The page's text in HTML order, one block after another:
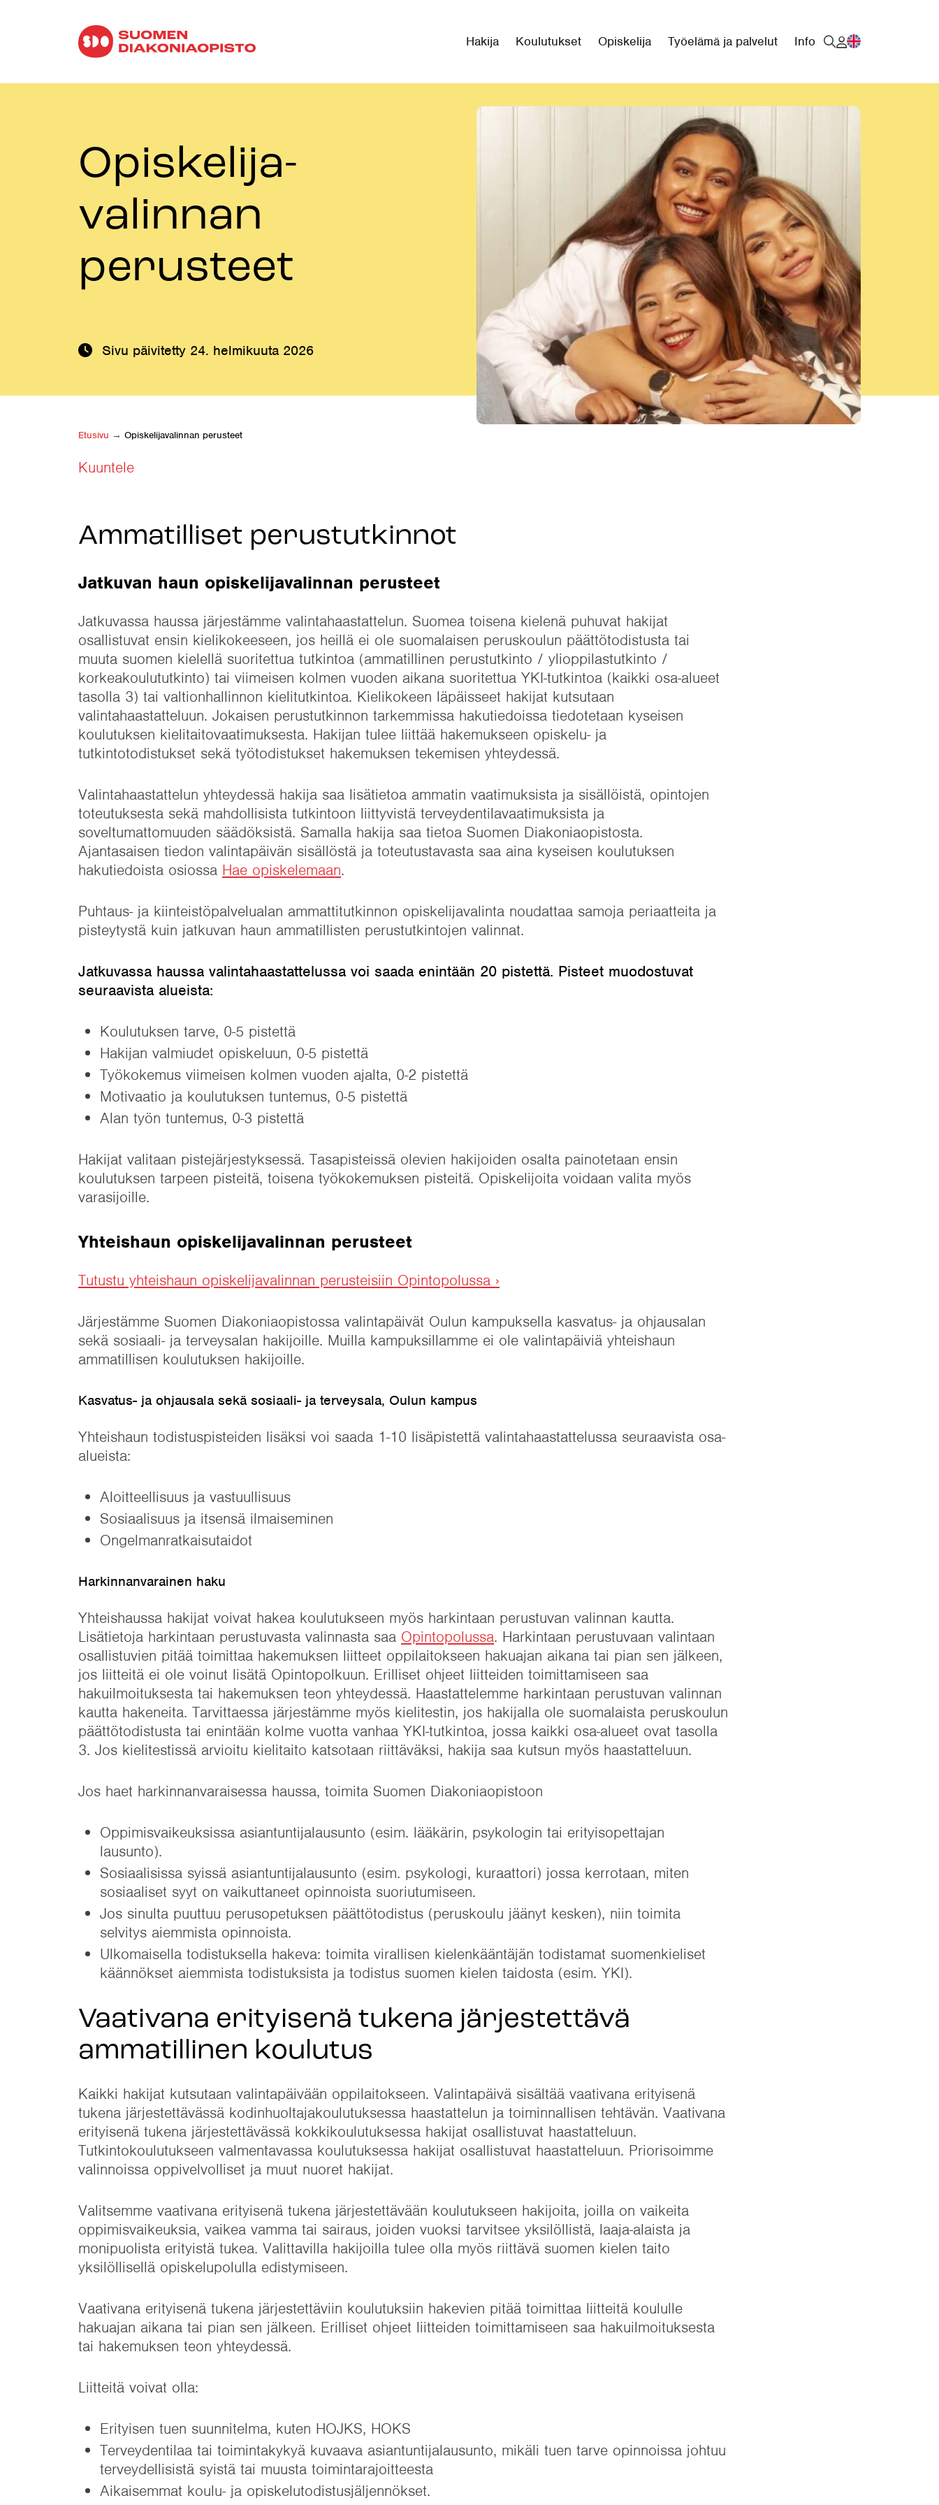
Hakija Koulutukset Opiskelija Työelämä ja palvelut Info
Opiskelija­
valinnan
perusteet
Sivu päivitetty 24. helmikuuta 2026
Etusivu → Opiskelijavalinnan perusteet
Kuuntele
Ammatilliset perustutkinnot
Jatkuvan haun opiskelijavalinnan perusteet
Jatkuvassa haussa järjestämme valintahaastattelun. Suomea toisena kielenä puhuvat hakijat
osallistuvat ensin kielikokeeseen, jos heillä ei ole suomalaisen peruskoulun päättötodistusta tai
muuta suomen kielellä suoritettua tutkintoa (ammatillinen perustutkinto / ylioppilastutkinto /
korkeakoulututkinto) tai viimeisen kolmen vuoden aikana suoritettua YKI-tutkintoa (kaikki osa-alueet
tasolla 3) tai valtionhallinnon kielitutkintoa. Kielikokeen läpäisseet hakijat kutsutaan
valintahaastatteluun. Jokaisen perustutkinnon tarkemmissa hakutiedoissa tiedotetaan kyseisen
koulutuksen kielitaitovaatimuksesta. Hakijan tulee liittää hakemukseen opiskelu- ja
tutkintotodistukset sekä työtodistukset hakemuksen tekemisen yhteydessä.
Valintahaastattelun yhteydessä hakija saa lisätietoa ammatin vaatimuksista ja sisällöistä, opintojen
toteutuksesta sekä mahdollisista tutkintoon liittyvistä terveydentilavaatimuksista ja
soveltumattomuuden säädöksistä. Samalla hakija saa tietoa Suomen Diakoniaopistosta.
Ajantasaisen tiedon valintapäivän sisällöstä ja toteutustavasta saa aina kyseisen koulutuksen
hakutiedoista osiossa Hae opiskelemaan.
Puhtaus- ja kiinteistöpalvelualan ammattitutkinnon opiskelijavalinta noudattaa samoja periaatteita ja
pisteytystä kuin jatkuvan haun ammatillisten perustutkintojen valinnat.
Jatkuvassa haussa valintahaastattelussa voi saada enintään 20 pistettä. Pisteet muodostuvat
seuraavista alueista:
Koulutuksen tarve, 0-5 pistettä
Hakijan valmiudet opiskeluun, 0-5 pistettä
Työkokemus viimeisen kolmen vuoden ajalta, 0-2 pistettä
Motivaatio ja koulutuksen tuntemus, 0-5 pistettä
Alan työn tuntemus, 0-3 pistettä
Hakijat valitaan pistejärjestyksessä. Tasapisteissä olevien hakijoiden osalta painotetaan ensin
koulutuksen tarpeen pisteitä, toisena työkokemuksen pisteitä. Opiskelijoita voidaan valita myös
varasijoille.
Yhteishaun opiskelijavalinnan perusteet
Tutustu yhteishaun opiskelijavalinnan perusteisiin Opintopolussa ›
Järjestämme Suomen Diakoniaopistossa valintapäivät Oulun kampuksella kasvatus- ja ohjausalan
sekä sosiaali- ja terveysalan hakijoille. Muilla kampuksillamme ei ole valintapäiviä yhteishaun
ammatillisen koulutuksen hakijoille.
Kasvatus- ja ohjausala sekä sosiaali- ja terveysala, Oulun kampus
Yhteishaun todistuspisteiden lisäksi voi saada 1-10 lisäpistettä valintahaastattelussa seuraavista osa-
alueista:
Aloitteellisuus ja vastuullisuus
Sosiaalisuus ja itsensä ilmaiseminen
Ongelmanratkaisutaidot
Harkinnanvarainen haku
Yhteishaussa hakijat voivat hakea koulutukseen myös harkintaan perustuvan valinnan kautta.
Lisätietoja harkintaan perustuvasta valinnasta saa Opintopolussa. Harkintaan perustuvaan valintaan
osallistuvien pitää toimittaa hakemuksen liitteet oppilaitokseen hakuajan aikana tai pian sen jälkeen,
jos liitteitä ei ole voinut lisätä Opintopolkuun. Erilliset ohjeet liitteiden toimittamiseen saa
hakuilmoituksesta tai hakemuksen teon yhteydessä. Haastattelemme harkintaan perustuvan valinnan
kautta hakeneita. Tarvittaessa järjestämme myös kielitestin, jos hakijalla ole suomalaista peruskoulun
päättötodistusta tai enintään kolme vuotta vanhaa YKI-tutkintoa, jossa kaikki osa-alueet ovat tasolla
3. Jos kielitestissä arvioitu kielitaito katsotaan riittäväksi, hakija saa kutsun myös haastatteluun.
Jos haet harkinnanvaraisessa haussa, toimita Suomen Diakoniaopistoon
Oppimisvaikeuksissa asiantuntijalausunto (esim. lääkärin, psykologin tai erityisopettajan
lausunto).
Sosiaalisissa syissä asiantuntijalausunto (esim. psykologi, kuraattori) jossa kerrotaan, miten
sosiaaliset syyt on vaikuttaneet opinnoista suoriutumiseen.
Jos sinulta puuttuu perusopetuksen päättötodistus (peruskoulu jäänyt kesken), niin toimita
selvitys aiemmista opinnoista.
Ulkomaisella todistuksella hakeva: toimita virallisen kielenkääntäjän todistamat suomenkieliset
käännökset aiemmista todistuksista ja todistus suomen kielen taidosta (esim. YKI).
Vaativana erityisenä tukena järjestettävä
ammatillinen koulutus
Kaikki hakijat kutsutaan valintapäivään oppilaitokseen. Valintapäivä sisältää vaativana erityisenä
tukena järjestettävässä kodinhuoltajakoulutuksessa haastattelun ja toiminnallisen tehtävän. Vaativana
erityisenä tukena järjestettävässä kokkikoulutuksessa hakijat osallistuvat haastatteluun.
Tutkintokoulutukseen valmentavassa koulutuksessa hakijat osallistuvat haastatteluun. Priorisoimme
valinnoissa oppivelvolliset ja muut nuoret hakijat.
Valitsemme vaativana erityisenä tukena järjestettävään koulutukseen hakijoita, joilla on vaikeita
oppimisvaikeuksia, vaikea vamma tai sairaus, joiden vuoksi tarvitsee yksilöllistä, laaja-alaista ja
monipuolista erityistä tukea. Valittavilla hakijoilla tulee olla myös riittävä suomen kielen taito
yksilöllisellä opiskelupolulla edistymiseen.
Vaativana erityisenä tukena järjestettäviin koulutuksiin hakevien pitää toimittaa liitteitä koululle
hakuajan aikana tai pian sen jälkeen. Erilliset ohjeet liitteiden toimittamiseen saa hakuilmoituksesta
tai hakemuksen teon yhteydessä.
Liitteitä voivat olla:
Erityisen tuen suunnitelma, kuten HOJKS, HOKS
Terveydentilaa tai toimintakykyä kuvaava asiantuntijalausunto, mikäli tuen tarve opinnoissa johtuu
terveydellisistä syistä tai muusta toimintarajoitteesta
Aikaisemmat koulu- ja opiskelutodistusjäljennökset.